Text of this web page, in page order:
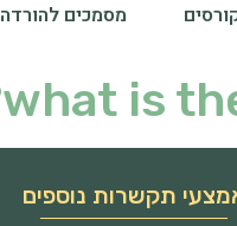
מסמכים להורדה
what is
תקשרות נוספים